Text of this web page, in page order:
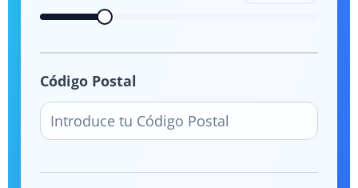
Código Postal